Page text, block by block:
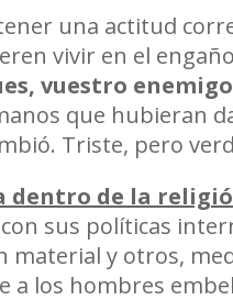
una actitud
vivir en el
vuestro
que hubieran
Triste, pero
dentro de la
sus políticas
material y otros,
a los hombres